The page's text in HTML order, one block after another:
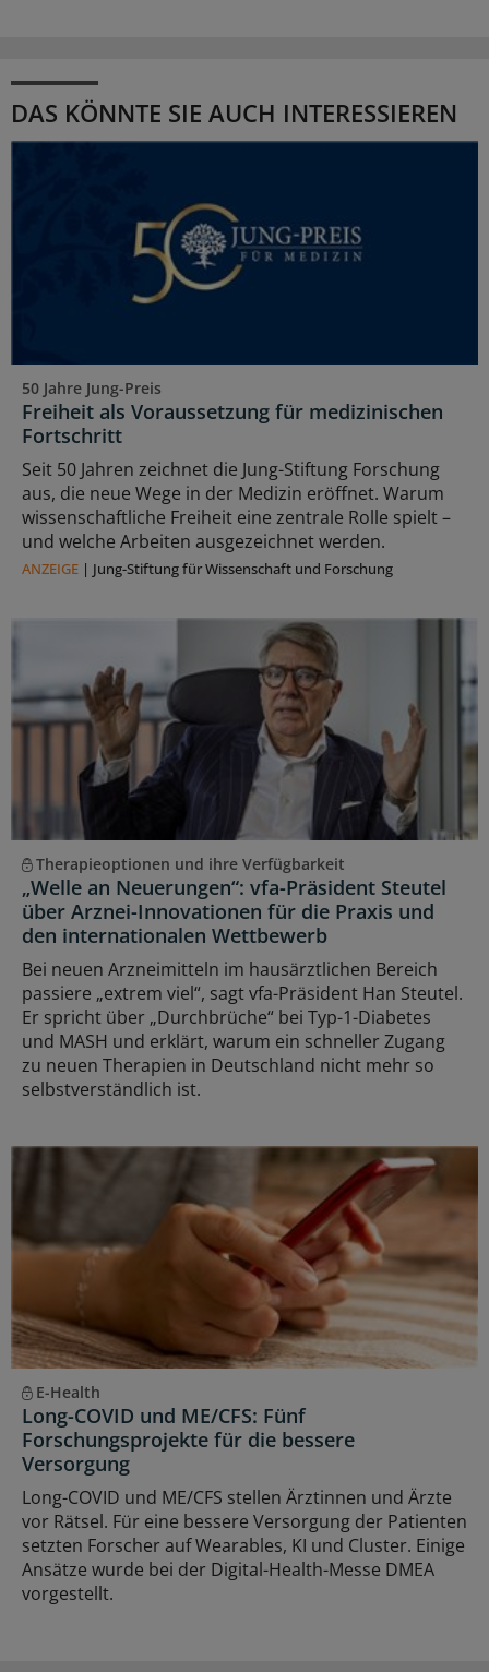
DAS KÖNNTE SIE AUCH INTERESSIEREN
50 Jahre Jung-Preis
Freiheit als Voraussetzung für medizinischen
Fortschritt
Seit 50 Jahren zeichnet die Jung-Stiftung Forschung
aus, die neue Wege in der Medizin eröffnet. Warum
wissenschaftliche Freiheit eine zentrale Rolle spielt –
und welche Arbeiten ausgezeichnet werden.
ANZEIGE | Jung-Stiftung für Wissenschaft und Forschung
Therapieoptionen und ihre Verfügbarkeit
„Welle an Neuerungen“: vfa-Präsident Steutel
über Arznei-Innovationen für die Praxis und
den internationalen Wettbewerb
Bei neuen Arzneimitteln im hausärztlichen Bereich
passiere „extrem viel“, sagt vfa-Präsident Han Steutel.
Er spricht über „Durchbrüche“ bei Typ-1-Diabetes
und MASH und erklärt, warum ein schneller Zugang
zu neuen Therapien in Deutschland nicht mehr so
selbstverständlich ist.
E-Health
Long-COVID und ME/CFS: Fünf
Forschungsprojekte für die bessere
Versorgung
Long-COVID und ME/CFS stellen Ärztinnen und Ärzte
vor Rätsel. Für eine bessere Versorgung der Patienten
setzten Forscher auf Wearables, KI und Cluster. Einige
Ansätze wurde bei der Digital-Health-Messe DMEA
vorgestellt.